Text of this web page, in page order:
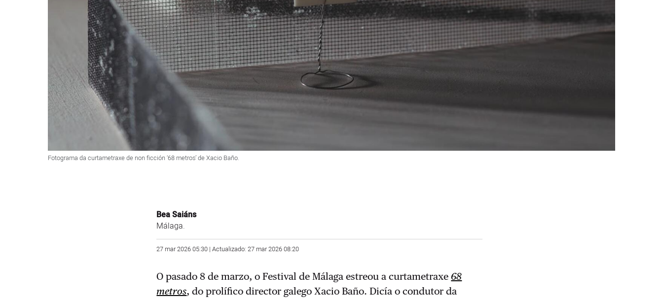
Fotograma da curtametraxe de non ficción ‘68 metros’ de Xacio Baño.
Bea Saiáns
Málaga.
27 mar 2026 05:30 | Actualizado: 27 mar 2026 08:20
O pasado 8 de marzo, o Festival de Málaga estreou a curtametraxe 68
metros, do prolífico director galego Xacio Baño. Dicía o condutor da